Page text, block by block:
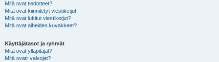
Mitä ovat tiedotteet?
Mitä ovat kiinnitetyt viestiketjut
Mitä ovat lukitut viestiketjut?
Mitä ovat aiheiden kuvakkeet?
Käyttäjätasot ja ryhmät
Mitä ovat ylläpitäjät?
Mitä ovatr valvojat?